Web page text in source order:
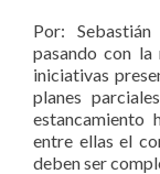
Por: Sebastián
pasando con la
iniciativas
planes
estancamiento
entre ellas el
deben ser